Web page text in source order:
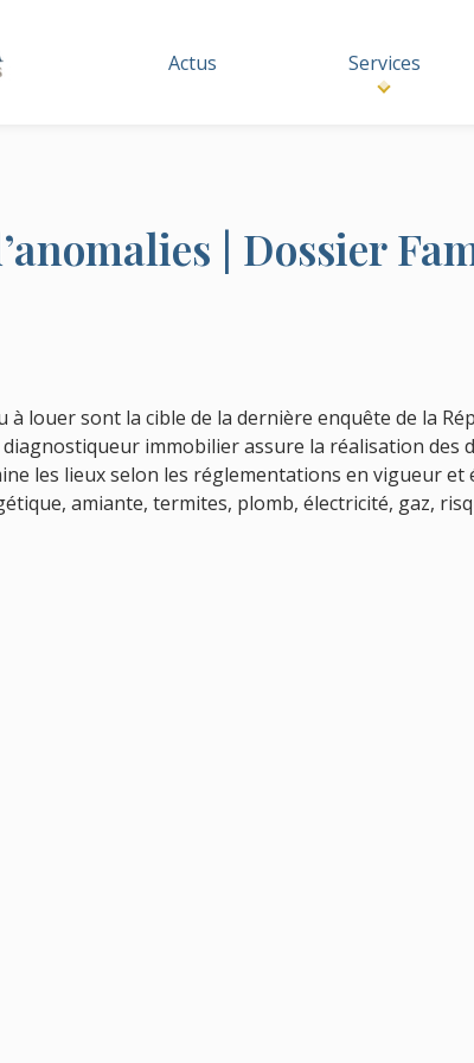
Actus Services
| Dossier
louer sont la cible de la dernière enquête de la
immobilier assure la réalisation des
les lieux selon les réglementations en vigueur et
amiante, termites, plomb, électricité, gaz,